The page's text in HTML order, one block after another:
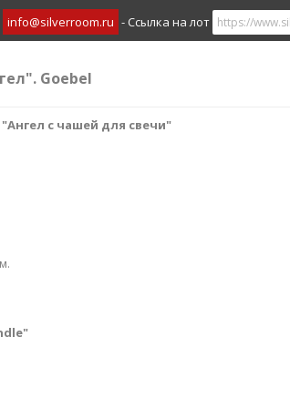
info@silverroom.ru - Ссылка на лот
Goebel
с чашей для свечи"